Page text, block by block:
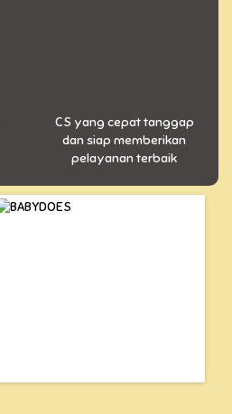
CS yang cepat tanggap
dan siap memberikan
pelayanan terbaik